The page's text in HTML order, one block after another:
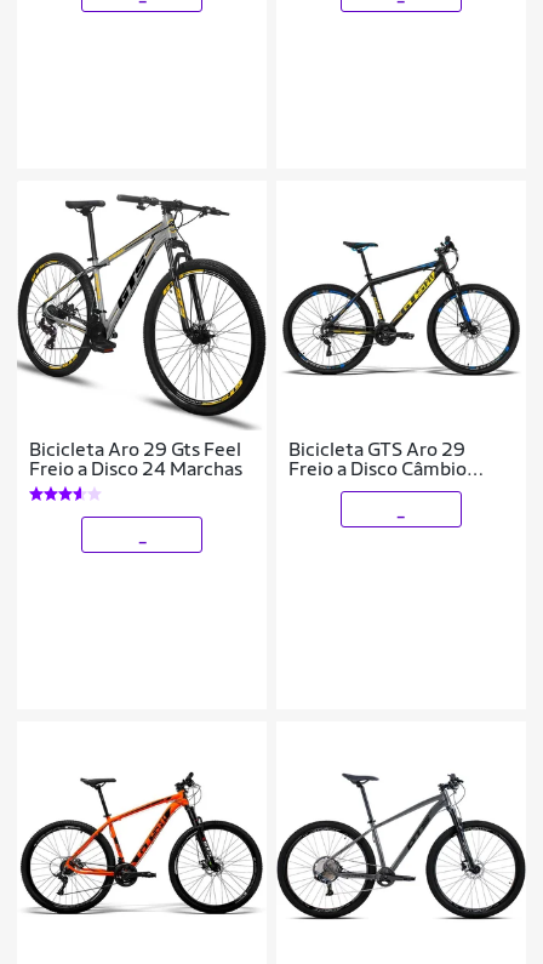
Bicicleta Aro 29 Gts Feel
Freio a Disco 24 Marchas
Bicicleta GTS Aro 29
Freio a Disco Câmbio
Traseiro GTSM1 TSI8 24
GTS M1 Adva